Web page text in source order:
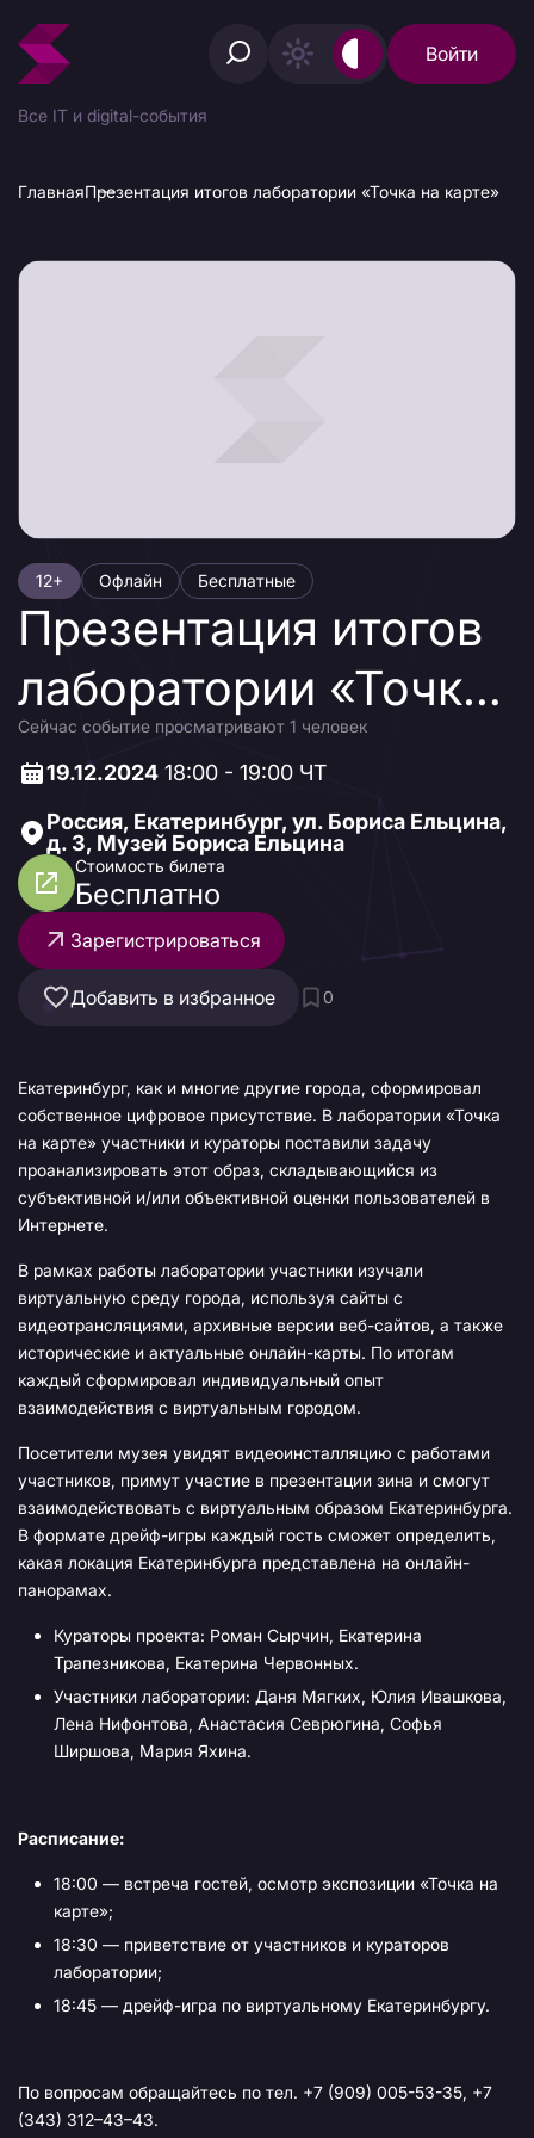
Войти
Все IT и digital-события
ГлавнаяПрезентация итогов лаборатории «Точка на карте»
12+ Офлайн Бесплатные
Презентация итогов
лаборатории «Точка
на карте»
Сейчас событие просматривают 1 человек
19.12.2024 18:00 - 19:00 ЧТ
Россия, Екатеринбург, ул. Бориса Ельцина,
д. 3, Музей Бориса Ельцина
Стоимость билета
Бесплатно
Зарегистрироваться
Добавить в избранное 0
Екатеринбург, как и многие другие города, сформировал
собственное цифровое присутствие. В лаборатории «Точка
на карте» участники и кураторы поставили задачу
проанализировать этот образ, складывающийся из
субъективной и/или объективной оценки пользователей в
Интернете.
В рамках работы лаборатории участники изучали
виртуальную среду города, используя сайты с
видеотрансляциями, архивные версии веб-сайтов, а также
исторические и актуальные онлайн-карты. По итогам
каждый сформировал индивидуальный опыт
взаимодействия с виртуальным городом.
Посетители музея увидят видеоинсталляцию с работами
участников, примут участие в презентации зина и смогут
взаимодействовать с виртуальным образом Екатеринбурга.
В формате дрейф-игры каждый гость сможет определить,
какая локация Екатеринбурга представлена на онлайн-
панорамах.
Кураторы проекта: Роман Сырчин, Екатерина
Трапезникова, Екатерина Червонных.
Участники лаборатории: Даня Мягких, Юлия Ивашкова,
Лена Нифонтова, Анастасия Севрюгина, Софья
Ширшова, Мария Яхина.
Расписание:
18:00 — встреча гостей, осмотр экспозиции «Точка на
карте»;
18:30 — приветствие от участников и кураторов
лаборатории;
18:45 — дрейф-игра по виртуальному Екатеринбургу.
По вопросам обращайтесь по тел. +7 (909) 005-53-35, +7
(343) 312–43–43.